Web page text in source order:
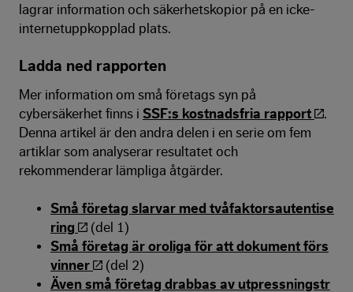
lagrar information och säkerhetskopior på en icke-
internetuppkopplad plats.
Ladda ned rapporten
Mer information om små företags syn på
cybersäkerhet finns i SSF:s kostnadsfria rapport
.
Denna artikel är den andra delen i en serie om fem
artiklar som analyserar resultatet och
rekommenderar lämpliga åtgärder.
Små företag slarvar med tvåfaktorsautentise
ring
(del 1)
Små företag är oroliga för att dokument förs
vinner
(del 2)
Även små företag drabbas av utpressningstr